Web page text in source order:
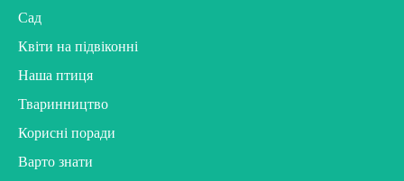
Сад
Квіти на підвіконні
Наша птиця
Тваринництво
Корисні поради
Варто знати